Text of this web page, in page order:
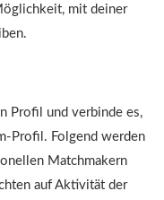
mit deiner
Profil und verbinde es,
Profil. Folgend werden
Matchmakern
auf Aktivität der